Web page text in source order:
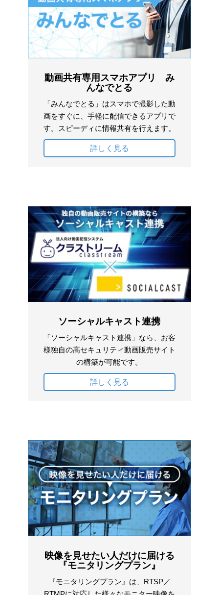
動画共有専用スマホアプリ み
んなでとる
「みんなでとる」はスマホで撮影した動
画をすぐに、手軽に配信できるアプリで
す。スピーディに情報共有を行えます。
詳しく見る
ソーシャルキャスト連携
「ソーシャルキャスト連携」なら、お客
様独自の高セキュリティ動画販売サイト
の構築が可能です。
詳しく見る
映像を見せたい人だけに届ける
『モニタリングプラン』
『モニタリングプラン』は、RTSP／